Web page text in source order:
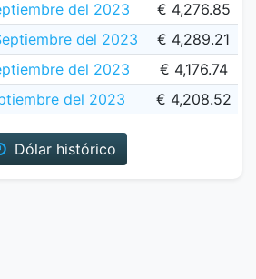
del 2023
€ 4,276.85
del 2023
€ 4,289.21
del 2023
€ 4,176.74
del 2023
€ 4,208.52
Dólar histórico